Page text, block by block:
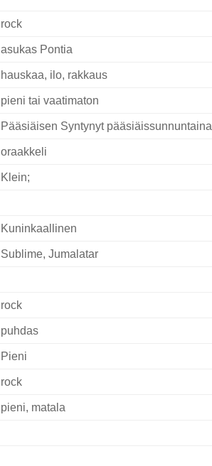
rock
asukas Pontia
hauskaa, ilo, rakkaus
pieni tai vaatimaton
Pääsiäisen Syntynyt pääsiäissunnuntaina
oraakkeli
Klein;
Kuninkaallinen
Sublime, Jumalatar
rock
puhdas
Pieni
rock
pieni, matala